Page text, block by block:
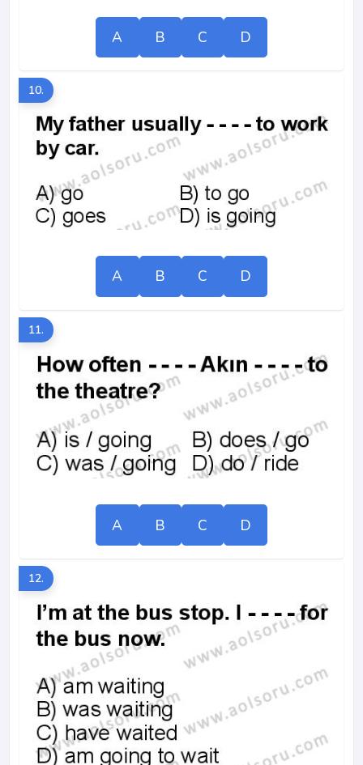
A B C D
10.
A B C D
11.
A B C D
12.